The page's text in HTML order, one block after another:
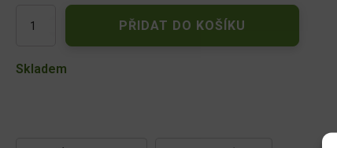
Yara
Complex
PŘIDAT DO KOŠÍKU
Skladem